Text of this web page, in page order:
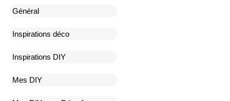
Général
Inspirations déco
Inspirations DIY
Mes DIY